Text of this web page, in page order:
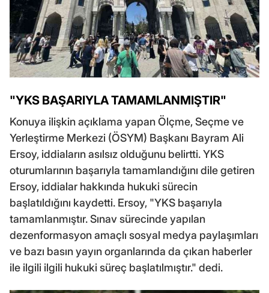
"YKS BAŞARIYLA TAMAMLANMIŞTIR"
Konuya ilişkin açıklama yapan Ölçme, Seçme ve
Yerleştirme Merkezi (ÖSYM) Başkanı Bayram Ali
Ersoy, iddiaların asılsız olduğunu belirtti. YKS
oturumlarının başarıyla tamamlandığını dile getiren
Ersoy, iddialar hakkında hukuki sürecin
başlatıldığını kaydetti. Ersoy, "YKS başarıyla
tamamlanmıştır. Sınav sürecinde yapılan
dezenformasyon amaçlı sosyal medya paylaşımları
ve bazı basın yayın organlarında da çıkan haberler
ile ilgili ilgili hukuki süreç başlatılmıştır." dedi.